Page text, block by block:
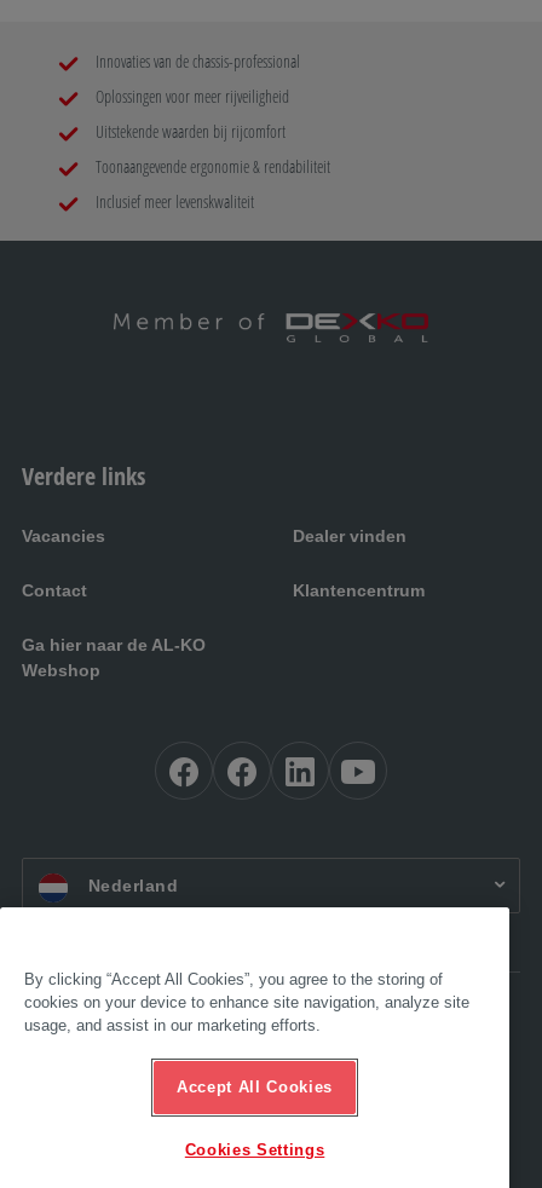
Innovaties van de chassis-professional
Oplossingen voor meer rijveiligheid
Uitstekende waarden bij rijcomfort
Toonaangevende ergonomie & rendabiliteit
Inclusief meer levenskwaliteit
Verdere links
Vacancies Dealer vinden
Contact Klantencentrum
Ga hier naar de AL-KO
Webshop
NL: Nederland
© 2025 AL-KO. Alle rechten voorbehouden. - AL-
Toegankelijkheid
Impressum
AVV
Gegevensbescherming
Ethische hotline
By clicking “Accept All Cookies”, you agree to the storing of
cookies on your device to enhance site navigation, analyze site
usage, and assist in our marketing efforts.
Accept All Cookies
Cookies Settings